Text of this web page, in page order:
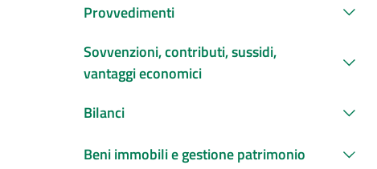
Provvedimenti
Sovvenzioni, contributi, sussidi,
vantaggi economici
Bilanci
Beni immobili e gestione patrimonio